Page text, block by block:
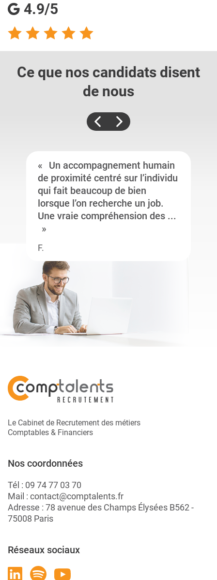
4.9/5
Ce que nos candidats disent
de nous
Un accompagnement humain
de proximité centré sur l’individu
qui fait beaucoup de bien
lorsque l’on recherche un job.
Une vraie compréhension des ...
F.
Le Cabinet de Recrutement des métiers
Comptables & Financiers
Nos coordonnées
Tél : 09 74 77 03 70
Mail : contact@comptalents.fr
Adresse : 78 avenue des Champs Élysées B562 -
75008 Paris
Réseaux sociaux